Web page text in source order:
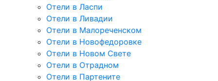
Отели в Ласпи
Отели в Ливадии
Отели в Малореченском
Отели в Новофедоровке
Отели в Новом Свете
Отели в Отрадном
Отели в Партените